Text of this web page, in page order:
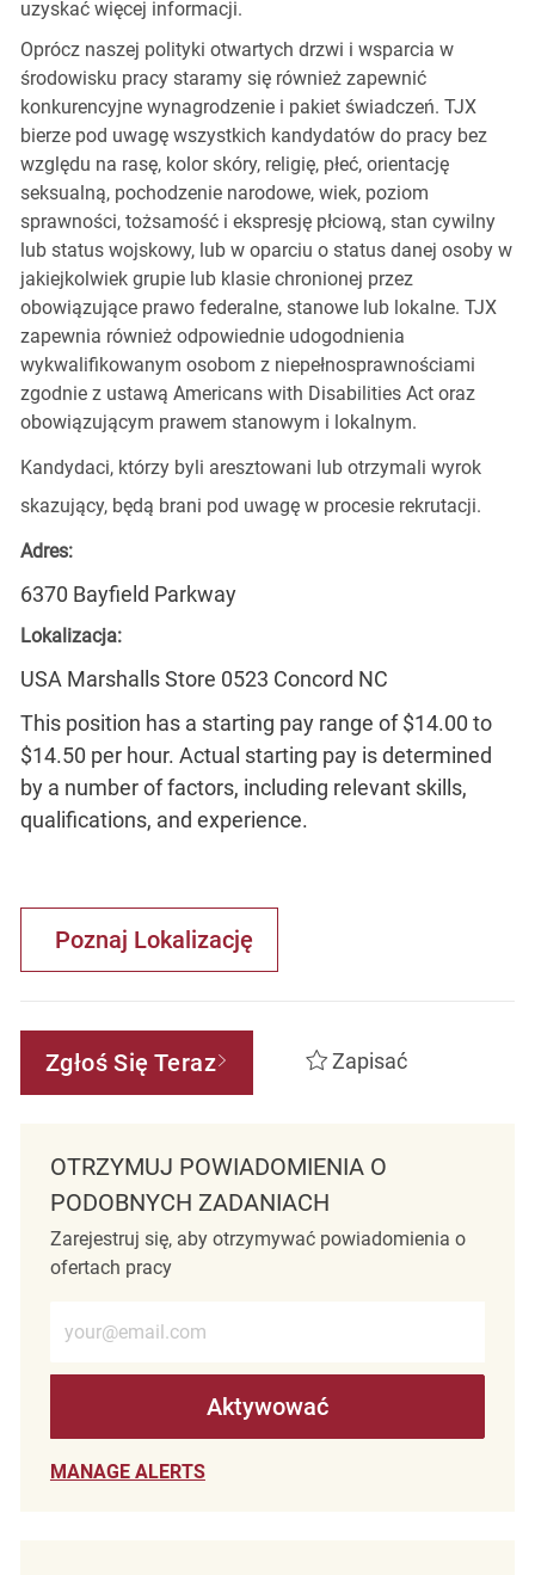
uzyskać więcej informacji.
Oprócz naszej polityki otwartych drzwi i wsparcia w
środowisku pracy staramy się również zapewnić
konkurencyjne wynagrodzenie i pakiet świadczeń. TJX
bierze pod uwagę wszystkich kandydatów do pracy bez
względu na rasę, kolor skóry, religię, płeć, orientację
seksualną, pochodzenie narodowe, wiek, poziom
sprawności, tożsamość i ekspresję płciową, stan cywilny
lub status wojskowy, lub w oparciu o status danej osoby w
jakiejkolwiek grupie lub klasie chronionej przez
obowiązujące prawo federalne, stanowe lub lokalne. TJX
zapewnia również odpowiednie udogodnienia
wykwalifikowanym osobom z niepełnosprawnościami
zgodnie z ustawą Americans with Disabilities Act oraz
obowiązującym prawem stanowym i lokalnym.
Kandydaci, którzy byli aresztowani lub otrzymali wyrok
skazujący, będą brani pod uwagę w procesie rekrutacji.
Adres:
6370 Bayfield Parkway
Lokalizacja:
USA Marshalls Store 0523 Concord NC
This position has a starting pay range of $14.00 to
$14.50 per hour. Actual starting pay is determined
by a number of factors, including relevant skills,
qualifications, and experience.
Poznaj Lokalizację
Zgłoś Się Teraz Zapisać
OTRZYMUJ POWIADOMIENIA O
PODOBNYCH ZADANIACH
Zarejestruj się, aby otrzymywać powiadomienia o
ofertach pracy
Aktywować
MANAGE ALERTS